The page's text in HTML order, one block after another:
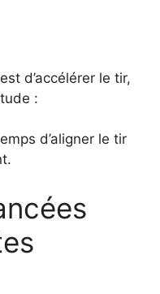
d’accélérer le tir,
:
d’aligner le tir